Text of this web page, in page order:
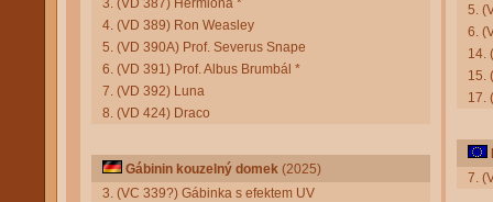
3. (VD 387) Hermiona *
4. (VD 389) Ron Weasley
5. (VD 390A) Prof. Severus Snape
6. (VD 391) Prof. Albus Brumbál *
7. (VD 392) Luna
8. (VD 424) Draco
Gábinin kouzelný domek (2025)
3. (VC 339?) Gábinka s efektem UV
5.
6.
14.
15.
17.
7.